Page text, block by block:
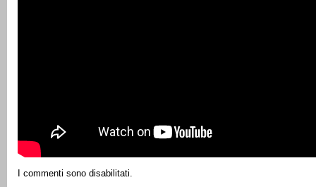
I commenti sono disabilitati.